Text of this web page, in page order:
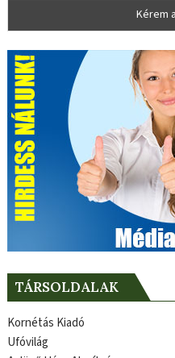
TÁRSOLDALAK
Kornétás Kiadó
Ufóvilág